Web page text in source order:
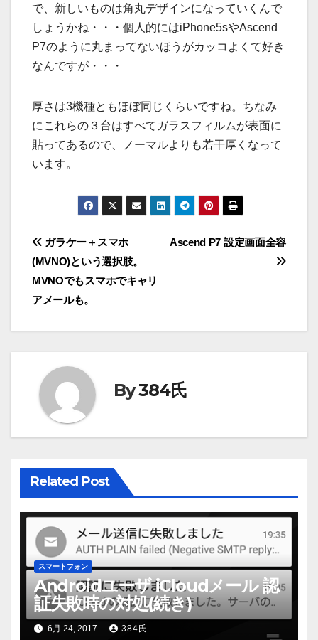
で、新しいものは角丸デザインになっていくんで
しょうかね・・・個人的にはiPhone5sやAscend
P7のように丸まってないほうがカッコよくて好き
なんですが・・・
厚さは3機種ともほぼ同じくらいですね。ちなみ
にこれらの３台はすべてガラスフィルムが表面に
貼ってあるので、ノーマルよりも若干厚くなって
います。
投
稿
ナ
ビ
ゲ
ー
シ
ン
Ascend P7 設定画面全容
ガラケー＋スマホ
(MVNO)という選択肢。
MVNOでもスマホでキャリ
アメールも。
By384氏
Related Post
スマートフォン
Androidユーザ iCloudメール 認
証失敗時の対処(続き)
6月 24, 2017 384氏